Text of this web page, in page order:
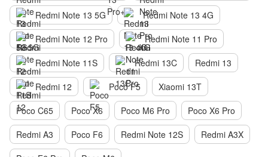
Redmi Note 13 5G
Redmi Note 13 4G
Redmi Note 12 Pro
Redmi Note 11 Pro
Redmi Note 11S
Redmi 13C
Redmi 13
Redmi 12
Poco F5
Xiaomi 13T
Poco C65
Poco X6 Poco M6 Pro
Poco X6 Pro
Redmi A3
Poco F6 Redmi Note 12S
Redmi A3X